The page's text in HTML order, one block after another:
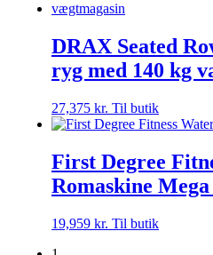
DRAX Seated
ryg med 140 kg
27,375 kr. Til butik
First Degree
Romaskine
19,959 kr. Til butik